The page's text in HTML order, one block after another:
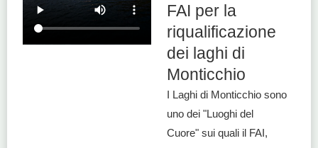
FAI per la
riqualificazione
dei laghi di
Monticchio
I Laghi di Monticchio sono
uno dei "Luoghi del
Cuore" sui quali il FAI,